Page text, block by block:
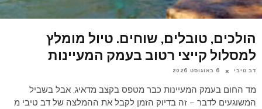
הולכים, טובלים, שוחים. טיול מומלץ
למסלול קייצי רטוב בעמק המעיינות
דב טיבי 6 באוגוסט 2026
מד החום בעמק המעיינות כבר מטפס בקצב מדאיג, אבל בשביל
המשוגעים לדבר – זה בדיוק הזמן לקבל את ההמלצה של דב טיבי מ